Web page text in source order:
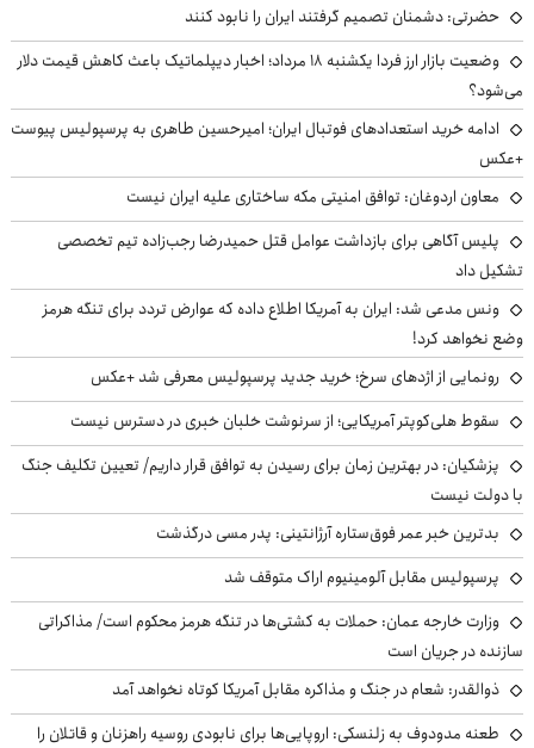
حضرتی: دشمنان تصمیم گرفتند ایران را نابود کنند
وضعیت بازار ارز فردا یکشنبه ۱۸ مرداد؛ اخبار دیپلماتیک باعث کاهش قیمت دلار
می‌شود؟
ادامه خرید استعدادهای فوتبال ایران؛ امیرحسین طاهری به پرسپولیس پیوست
+عکس
معاون اردوغان: توافق امنیتی مکه ساختاری علیه ایران نیست
پلیس آگاهی برای بازداشت عوامل قتل حمیدرضا رجب‌زاده تیم تخصصی
تشکیل داد
ونس مدعی شد: ایران به آمریکا اطلاع داده که عوارض تردد برای تنگه هرمز
وضع نخواهد کرد!
رونمایی از اژدهای سرخ؛ خرید جدید پرسپولیس معرفی شد +عکس
سقوط هلی‌کوپتر آمریکایی؛ از سرنوشت خلبان خبری در دسترس نیست
پزشکیان‌: در بهترین زمان برای رسیدن به توافق قرار داریم/ تعیین تکلیف جنگ
با دولت نیست
بدترین خبر عمر فوق‌ستاره آرژانتینی: پدر مسی درگذشت
پرسپولیس مقابل آلومینیوم اراک متوقف شد
وزارت خارجه عمان: حملات به کشتی‌ها در تنگه هرمز محکوم است/ مذاکراتی
سازنده در جریان است
ذوالقدر: شعام در جنگ و مذاکره مقابل آمریکا کوتاه نخواهد آمد
طعنه مدودوف به زلنسکی: اروپایی‌ها برای نابودی روسیه راهزنان و قاتلان را